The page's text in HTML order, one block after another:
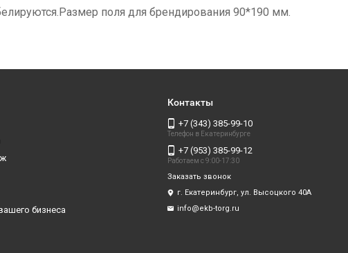
поля для брендирования 90*190 мм.
бизнеса
Контакты
+7 (343) 385-99-10
Телефон в Екатеринбурге
+7 (953) 385-99-12
Работаем с 9:00-17:30
Заказать звонок
г. Екатеринбург, ул. Высоцкого 40А
info@ekb-torg.ru